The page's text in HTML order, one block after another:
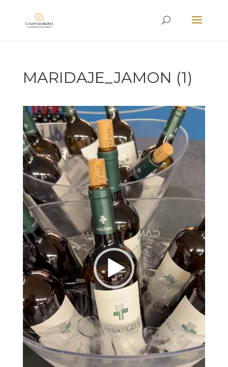
MARIDAJE_JAMON (1)
Reproductor
de
vídeo